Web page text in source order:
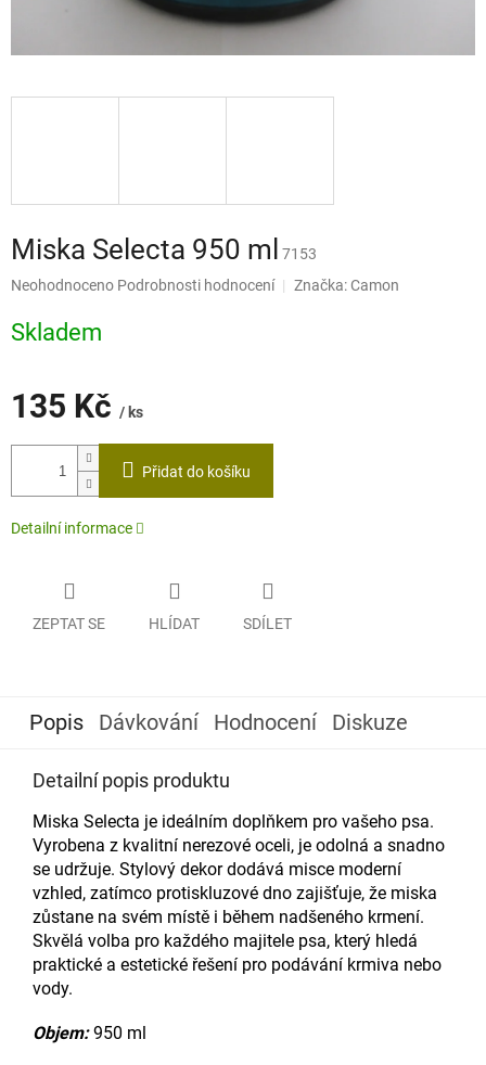
Miska Selecta 950 ml
7153
Průměrné
produktu
je
Neohodnoceno Podrobnosti hodnocení Značka:Camon
Skladem
135 Kč / ks
Měrná
Přidat do košíku
Detailní informace
ZEPTAT SE HLÍDAT SDÍLET
Popis Dávkování Hodnocení Diskuze
Detailní popis produktu
Miska Selecta je ideálním doplňkem pro vašeho psa.
Vyrobena z kvalitní nerezové oceli, je odolná a snadno
se udržuje. Stylový dekor dodává misce moderní
vzhled, zatímco protiskluzové dno zajišťuje, že miska
zůstane na svém místě i během nadšeného krmení.
Skvělá volba pro každého majitele psa, který hledá
praktické a estetické řešení pro podávání krmiva nebo
vody.
Objem:950 ml